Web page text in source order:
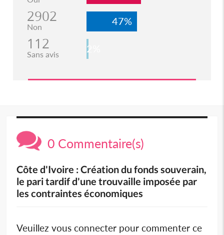
2902
Non 47%
112
Sans avis 2%
0 Commentaire(s)
Côte d'Ivoire : Création du fonds souverain,
le pari tardif d'une trouvaille imposée par
les contraintes économiques
Veuillez vous connecter pour commenter ce